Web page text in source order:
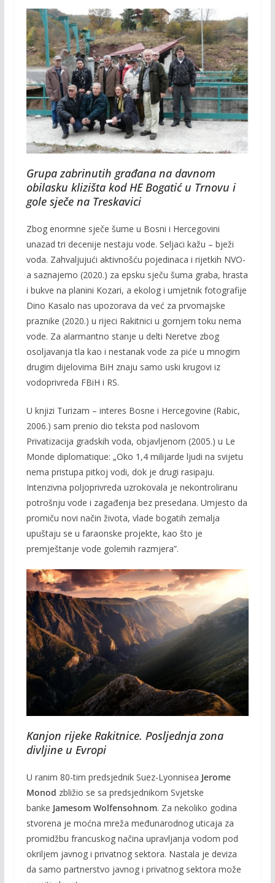
Grupa zabrinutih građana na davnom
obilasku klizišta kod HE Bogatić u Trnovu i
gole sječe na Treskavici
Zbog enormne sječe šume u Bosni i Hercegovini
unazad tri decenije nestaju vode. Seljaci kažu – bježi
voda. Zahvaljujući aktivnošću pojedinaca i rijetkih NVO-
a saznajemo (2020.) za epsku sječu šuma graba, hrasta
i bukve na planini Kozari, a ekolog i umjetnik fotografije
Dino Kasalo nas upozorava da već za prvomajske
praznike (2020.) u rijeci Rakitnici u gornjem toku nema
vode. Za alarmantno stanje u delti Neretve zbog
osoljavanja tla kao i nestanak vode za piće u mnogim
drugim dijelovima BiH znaju samo uski krugovi iz
vodoprivreda FBiH i RS.
U knjizi Turizam – interes Bosne i Hercegovine (Rabic,
2006.) sam prenio dio teksta pod naslovom
Privatizacija gradskih voda, objavljenom (2005.) u Le
Monde diplomatique: „Oko 1,4 milijarde ljudi na svijetu
nema pristupa pitkoj vodi, dok je drugi rasipaju.
Intenzivna poljoprivreda uzrokovala je nekontroliranu
potrošnju vode i zagađenja bez presedana. Umjesto da
promiču novi način života, vlade bogatih zemalja
upuštaju se u faraonske projekte, kao što je
premještanje vode golemih razmjera”.
Kanjon rijeke Rakitnice. Posljednja zona
divljine u Evropi
U ranim 80-tim predsjednik Suez-Lyonnisea Jerome
Monod zbližio se sa predsjednikom Svjetske
banke Jamesom Wolfensohnom. Za nekoliko godina
stvorena je moćna mreža međunarodnog uticaja za
promidžbu francuskog načina upravljanja vodom pod
okriljem javnog i privatnog sektora. Nastala je deviza
da samo partnerstvo javnog i privatnog sektora može